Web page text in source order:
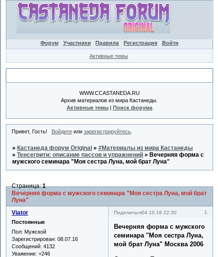
Форум Участники Правила Регистрация Войти
Активные темы
WWW.CCASTANEDA.RU
Архив материалов из мира Кастанеды.
Активные темы| Поиск форума
Привет, Гость! Войдитеили зарегистрируйтесь.
» Кастанеда форум Original »#Материалы из мира Кастанеды
»Тенсегрити: описание пассов и упражнений » Вечерняя форма с
мужского семинара "Моя сестра Луна, мой брат Луна"
Вечерняя форма с мужского семинара "Моя сестра Луна, мой брат
Луна"
Страница:1
Поделиться 1
04.10.16 22:30
Viator
Постоянные
Пол: Мужской
Зарегистрирован: 08.07.16
Сообщений: 4132
Уважение: +246
Вечерняя форма с мужского
семинара "Моя сестра Луна,
мой брат Луна" Москва 2006